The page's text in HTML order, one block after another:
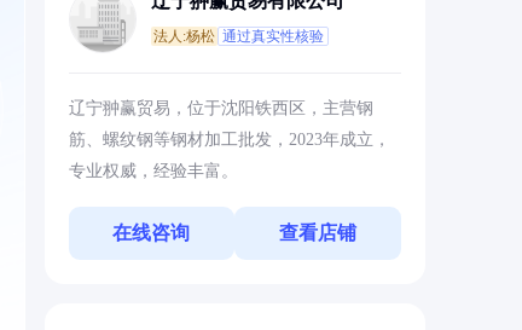
法人:杨松 通过真实性核验
辽宁翀赢贸易，位于沈阳铁西区，主营钢
筋、螺纹钢等钢材加工批发，2023年成立，
专业权威，经验丰富。
在线咨询 查看店铺